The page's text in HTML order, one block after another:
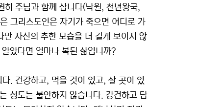
히 주님과 함께 삽니다(낙원, 천년왕국,
그리스도인은 자기가 죽으면 어디로 가
자신의 추한 모습을 더 길게 보이지 않
았다면 얼마나 복된 삶입니까?
. 건강하고, 먹을 것이 있고, 살 곳이 있
성도는 불안하지 않습니다. 강건하고 담